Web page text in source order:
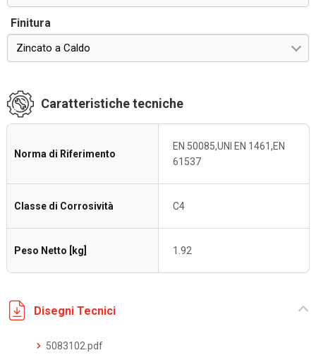
Finitura
Zincato a Caldo
Caratteristiche tecniche
Norma di Riferimento
EN 50085,UNI EN 1461,EN
61537
Classe di Corrosività C4
Peso Netto [kg] 1.92
Disegni Tecnici
5083102.pdf